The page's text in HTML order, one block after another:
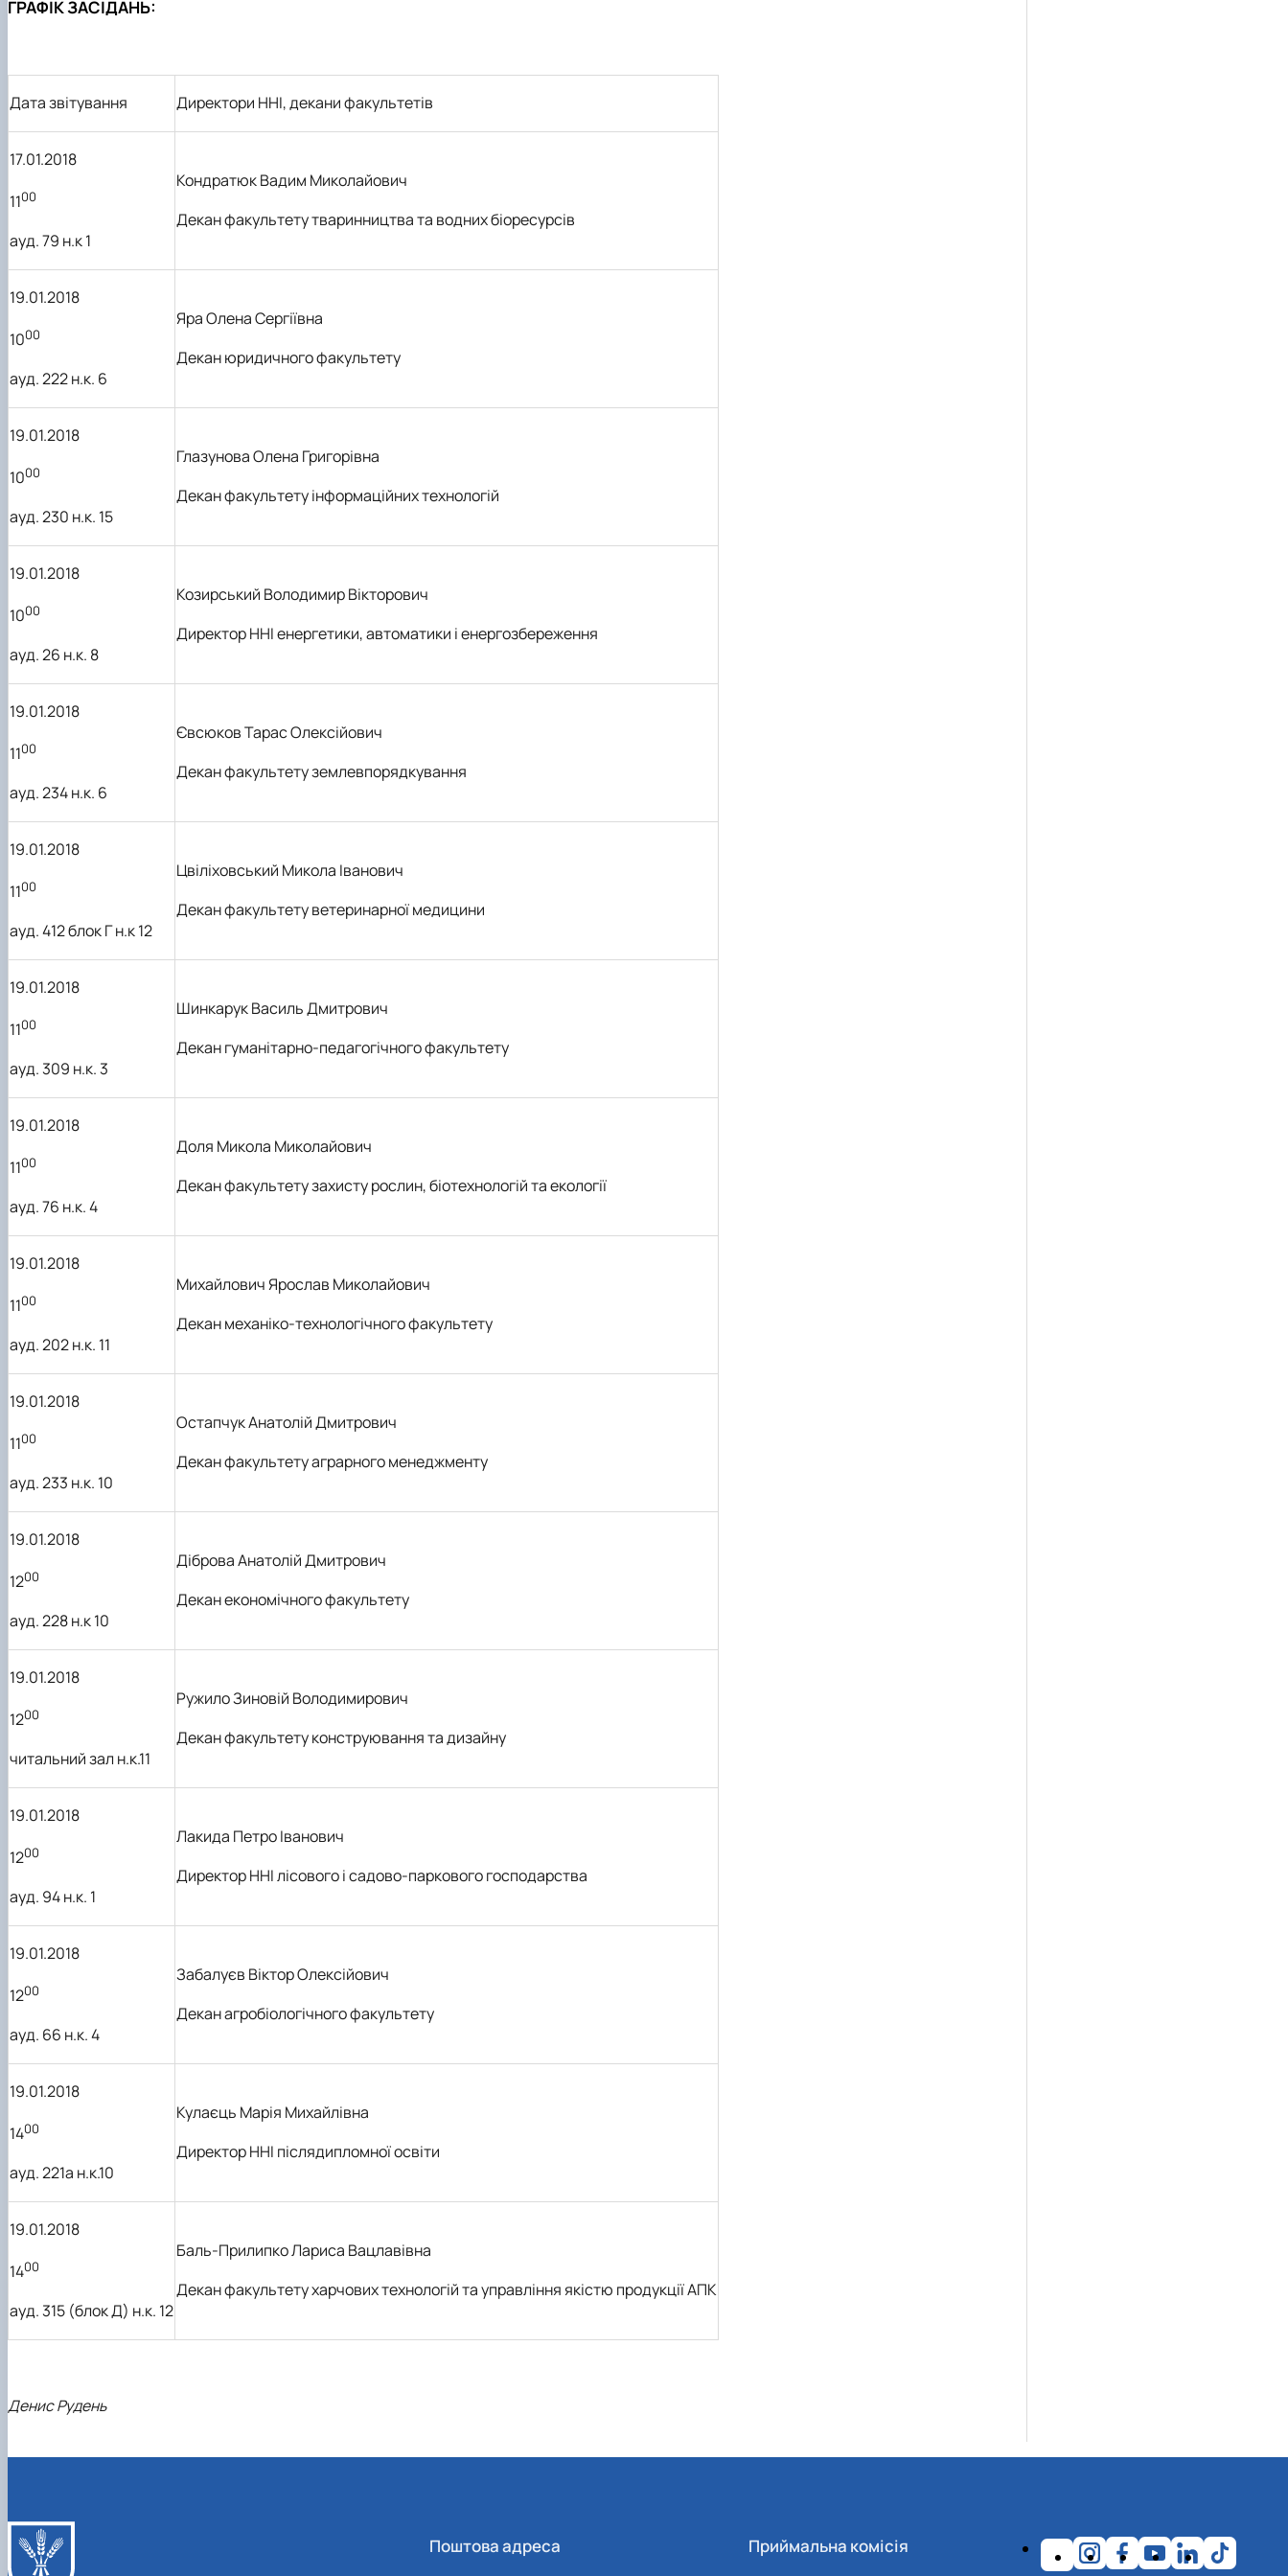
ГРАФІК ЗАСІДАНЬ:
Дата звітування Директори ННІ, декани факультетів
17.01.2018
1100
ауд. 79 н.к 1
Кондратюк Вадим Миколайович
Деканфакультетутваринництва та водних біоресурсів
19.01.2018
1000
ауд. 222 н.к. 6
Яра Олена Сергіївна
Декан юридичного факультету
19.01.2018
1000
ауд.230 н.к. 15
Глазунова Олена Григорівна
Декан факультетуінформаційних технологій
19.01.2018
1000
ауд. 26 н.к. 8
Козирський Володимир Вікторович
ДиректорННІенергетики, автоматики і енергозбереження
19.01.2018
1100
ауд. 234 н.к. 6
Євсюков Тарас Олексійович
Декан факультету землевпорядкування
19.01.2018
1100
ауд. 412 блок Г н.к 12
Цвіліховський Микола Іванович
Деканфакультету ветеринарної медицини
19.01.2018
1100
ауд. 309 н.к. 3
Шинкарук Василь Дмитрович
Декан гуманітарно-педагогічного факультету
19.01.2018
1100
ауд. 76 н.к. 4
Доля Микола Миколайович
Деканфакультету захистурослин, біотехнологій та екології
19.01.2018
1100
ауд. 202 н.к. 11
Михайлович Ярослав Миколайович
Декан механіко-технологічного факультету
19.01.2018
1100
ауд. 233 н.к. 10
Остапчук Анатолій Дмитрович
Декан факультету аграрного менеджменту
19.01.2018
1200
ауд. 228 н.к 10
Діброва Анатолій Дмитрович
Декан економічного факультету
19.01.2018
1200
читальний зал н.к.11
Ружило Зиновій Володимирович
Декан факультету конструювання та дизайну
19.01.2018
1200
ауд. 94 н.к. 1
Лакида Петро Іванович
ДиректорННІлісового і садово-паркового господарства
19.01.2018
1200
ауд. 66 н.к. 4
Забалуєв Віктор Олексійович
Декан агробіологічногофакультету
19.01.2018
1400
ауд. 221а н.к.10
Кулаєць Марія Михайлівна
ДиректорННІ післядипломної освіти
19.01.2018
1400
ауд. 315 (блок Д) н.к. 12
Баль-Прилипко Лариса Вацлавівна
Декан факультетухарчових технологій та управління якістю продукції АПК
Денис Рудень
Поштова адреса Приймальна комісія